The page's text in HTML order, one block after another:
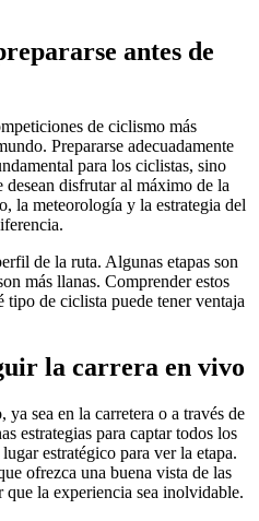
antes de
de ciclismo más
Prepararse adecuadamente
para los ciclistas, sino
disfrutar al máximo de la
la meteorología y la estrategia del
de la ruta. Algunas etapas son
más llanas. Comprender estos
tipo de ciclista puede tener ventaja
la carrera en vivo
sea en la carretera o a través de
estrategias para captar todos los
estratégico para ver la etapa.
ofrezca una buena vista de las
que la experiencia sea inolvidable.